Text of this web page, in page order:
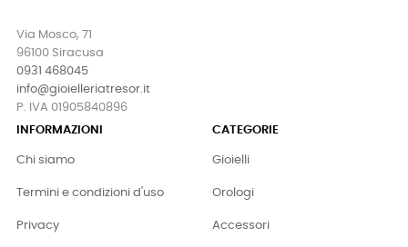
Via Mosco, 71
96100 Siracusa
0931 468045
info@gioielleriatresor.it
P. IVA 01905840896
INFORMAZIONI
Chi siamo
Termini e condizioni d'uso
Privacy
CATEGORIE
Gioielli
Orologi
Accessori